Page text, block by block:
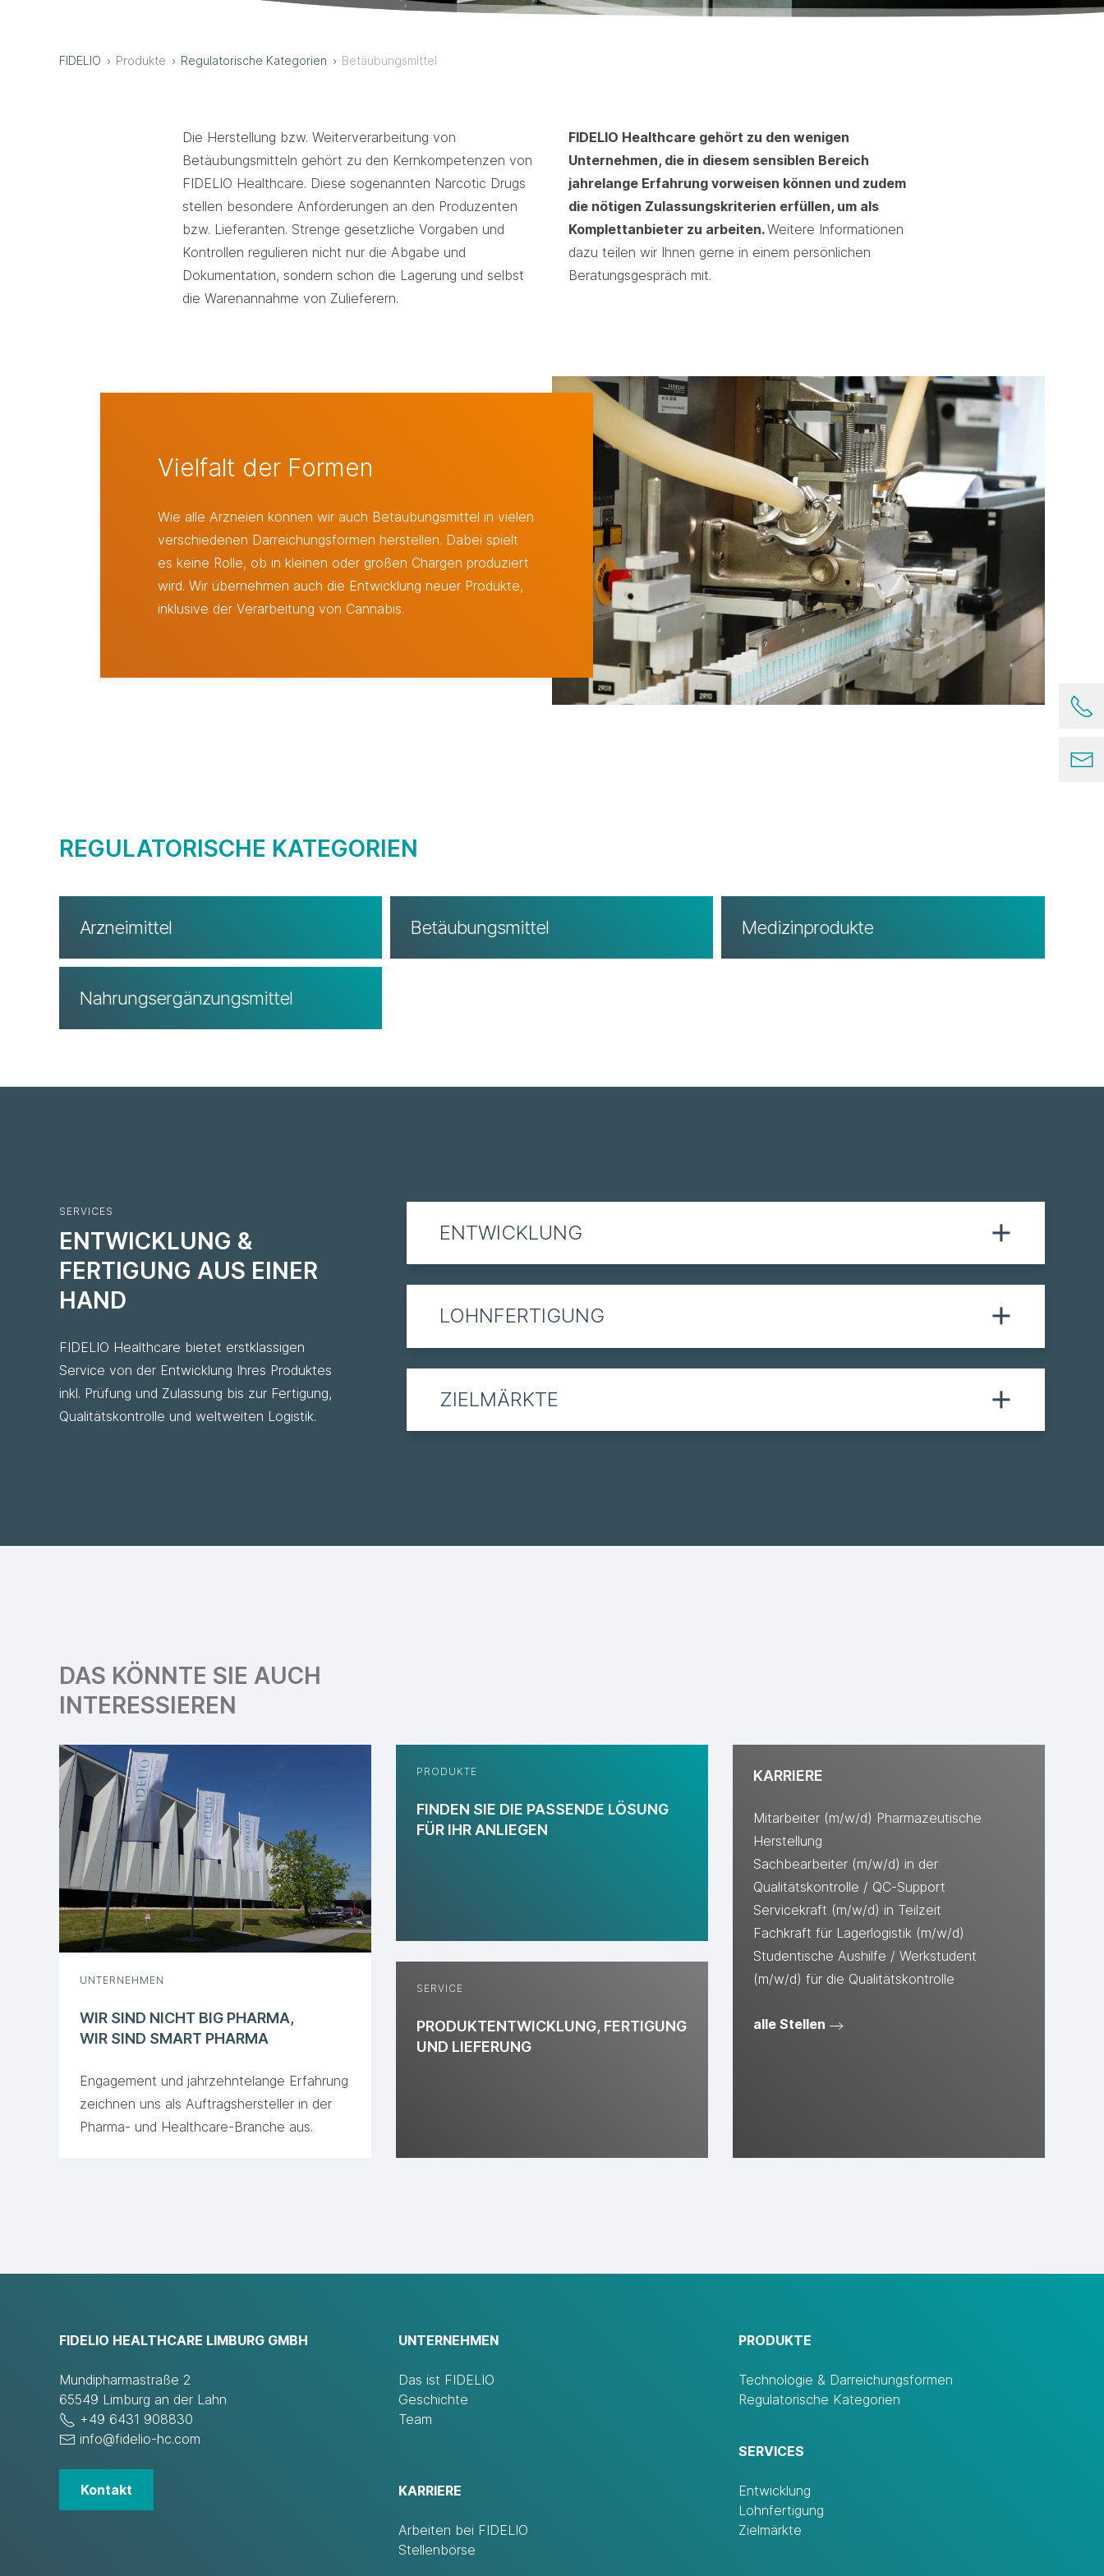
FIDELIO Produkte Regulatorische Kategorien Betäubungsmittel
Die Herstellung bzw. Weiterverarbeitung von
Betäubungsmitteln gehört zu den Kernkompetenzen von
FIDELIO Healthcare. Diese sogenannten Narcotic Drugs
stellen besondere Anforderungen an den Produzenten
bzw. Lieferanten. Strenge gesetzliche Vorgaben und
Kontrollen regulieren nicht nur die Abgabe und
Dokumentation, sondern schon die Lagerung und selbst
die Warenannahme von Zulieferern.
FIDELIO Healthcare gehört zu den wenigen
Unternehmen, die in diesem sensiblen Bereich
jahrelange Erfahrung vorweisen können und zudem
die nötigen Zulassungskriterien erfüllen, um als
Komplettanbieter zu arbeiten.Weitere Informationen
dazu teilen wir Ihnen gerne in einem persönlichen
Beratungsgespräch mit.
Vielfalt der Formen
Wie alle Arzneien können wir auch Betäubungsmittel in vielen
verschiedenen Darreichungsformen herstellen. Dabei spielt
es keine Rolle, ob in kleinen oder großen Chargen produziert
wird. Wir übernehmen auch die Entwicklung neuer Produkte,
inklusive der Verarbeitung von Cannabis.
REGULATORISCHE KATEGORIEN
Arzneimittel Betäubungsmittel Medizinprodukte
Nahrungsergänzungsmittel
SERVICES
ENTWICKLUNG &
FERTIGUNG AUS EINER
HAND
FIDELIO Healthcare bietet erstklassigen
Service von der Entwicklung Ihres Produktes
inkl. Prüfung und Zulassung bis zur Fertigung,
Qualitätskontrolle und weltweiten Logistik.
ENTWICKLUNG
LOHNFERTIGUNG
ZIELMÄRKTE
DAS KÖNNTE SIE AUCH
INTERESSIEREN
UNTERNEHMEN
WIR SIND NICHT BIG PHARMA,
WIR SIND SMART PHARMA
Engagement und jahrzehntelange Erfahrung
zeichnen uns als Auftragshersteller in der
Pharma- und Healthcare-Branche aus.
PRODUKTE
FINDEN SIE DIE PASSENDE LÖSUNG
FÜR IHR ANLIEGEN
SERVICE
PRODUKTENTWICKLUNG, FERTIGUNG
UND LIEFERUNG
KARRIERE
Mitarbeiter (m/w/d) Pharmazeutische
Herstellung
Sachbearbeiter (m/w/d) in der
Qualitätskontrolle / QC-Support
Servicekraft (m/w/d) in Teilzeit
Fachkraft für Lagerlogistik (m/w/d)
Studentische Aushilfe / Werkstudent
(m/w/d) für die Qualitätskontrolle
alle Stellen
FIDELIO HEALTHCARE LIMBURG GMBH
Mundipharmastraße 2
65549 Limburg an der Lahn
+49 6431 908830
info@fidelio-hc.com
Kontakt
UNTERNEHMEN
Das ist FIDELIO
Geschichte
Team
KARRIERE
Arbeiten bei FIDELIO
Stellenbörse
PRODUKTE
Technologie & Darreichungsformen
Regulatorische Kategorien
SERVICES
Entwicklung
Lohnfertigung
Zielmärkte